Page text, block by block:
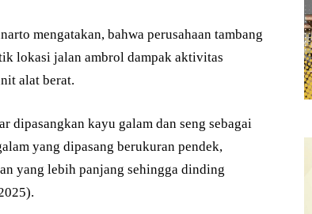
mengatakan, bahwa perusahaan tambang
lokasi jalan ambrol dampak aktivitas
alat berat.
dipasangkan kayu galam dan seng sebagai
yang dipasang berukuran pendek,
yang lebih panjang sehingga dinding